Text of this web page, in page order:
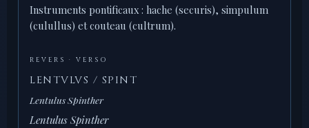
Instruments pontificaux : hache (securis), simpulum
(culullus) et couteau (cultrum).
REVERS · VERSO
LENTVLVS / SPINT
Lentulus Spinther
Lentulus Spinther